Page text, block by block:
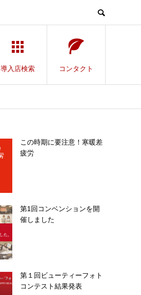
導入店検索 コンタクト
この時期に要注意！寒暖差
疲労
第1回コンベンションを開
催しました
第１回ビューティーフォト
コンテスト結果発表